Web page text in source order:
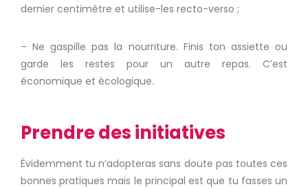
dernier centimètre et utilise-les recto-verso ;
– Ne gaspille pas la nourriture. Finis ton assiette ou
garde les restes pour un autre repas. C’est
économique et écologique.
Prendre des initiatives
Évidemment tu n’adopteras sans doute pas toutes ces
bonnes pratiques mais le principal est que tu fasses un